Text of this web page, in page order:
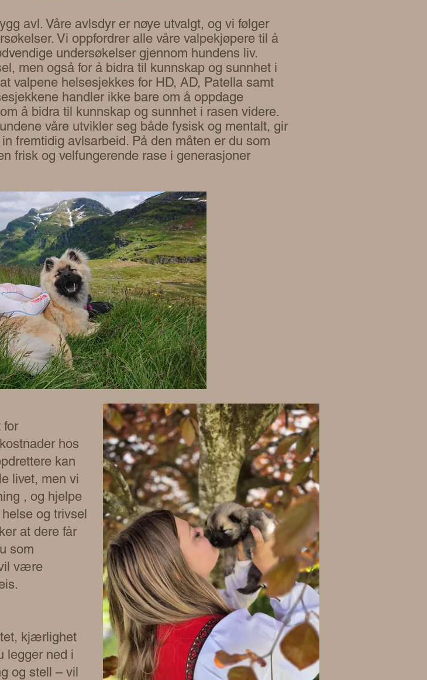
avl. Våre avlsdyr er nøye utvalgt, og vi følger
Vi oppfordrer alle våre valpekjøpere til å
undersøkelser gjennom hundens liv.
men også for å bidra til kunnskap og sunnhet i
valpene helsesjekkes for HD, AD, Patella samt
handler ikke bare om å oppdage
å bidra til kunnskap og sunnhet i rasen videre.
våre utvikler seg både fysisk og mentalt, gir
fremtidig avlsarbeid. På den måten er du som
frisk og velfungerende rase i generasjoner
for
hos
kan
livet, men vi
, og hjelpe
og trivsel
at dere får
som
være
kjærlighet
legger ned i
og stell – vil